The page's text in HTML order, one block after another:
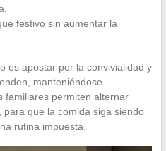
festivo sin aumentar la
es apostar por la convivialidad y
manteniéndose
familiares permiten alternar
que la comida siga siendo
rutina impuesta.